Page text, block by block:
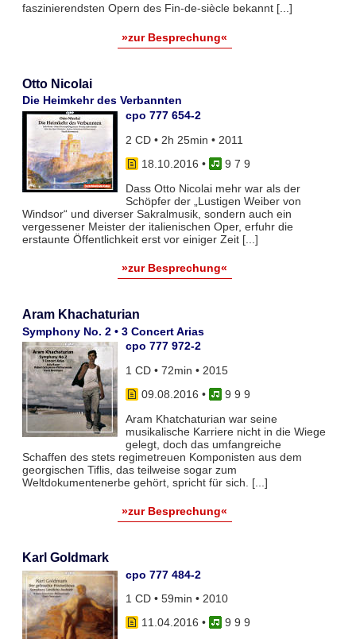
faszinierendsten Opern des Fin-de-siècle bekannt [...]
»zur Besprechung«
Otto Nicolai
Die Heimkehr des Verbannten
cpo 777 654-2
2 CD • 2h 25min • 2011
18.10.2016 •
9 7 9
Dass Otto Nicolai mehr war als der
Schöpfer der „Lustigen Weiber von
Windsor“ und diverser Sakralmusik, sondern auch ein
vergessener Meister der italienischen Oper, erfuhr die
erstaunte Öffentlichkeit erst vor einiger Zeit [...]
»zur Besprechung«
Aram Khachaturian
Symphony No. 2 • 3 Concert Arias
cpo 777 972-2
1 CD • 72min • 2015
09.08.2016 •
9 9 9
Aram Khatchaturian war seine
musikalische Karriere nicht in die Wiege
gelegt, doch das umfangreiche
Schaffen des stets regimetreuen Komponisten aus dem
georgischen Tiflis, das teilweise sogar zum
Weltdokumentenerbe gehört, spricht für sich. [...]
»zur Besprechung«
Karl Goldmark
cpo 777 484-2
1 CD • 59min • 2010
11.04.2016 •
9 9 9